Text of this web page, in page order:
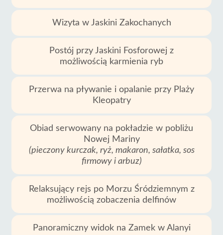
Wizyta w Jaskini Zakochanych
Postój przy Jaskini Fosforowej z
możliwością karmienia ryb
Przerwa na pływanie i opalanie przy Plaży
Kleopatry
Obiad serwowany na pokładzie w pobliżu
Nowej Mariny
(pieczony kurczak, ryż, makaron, sałatka, sos
firmowy i arbuz)
Relaksujący rejs po Morzu Śródziemnym z
możliwością zobaczenia delfinów
Panoramiczny widok na Zamek w Alanyi